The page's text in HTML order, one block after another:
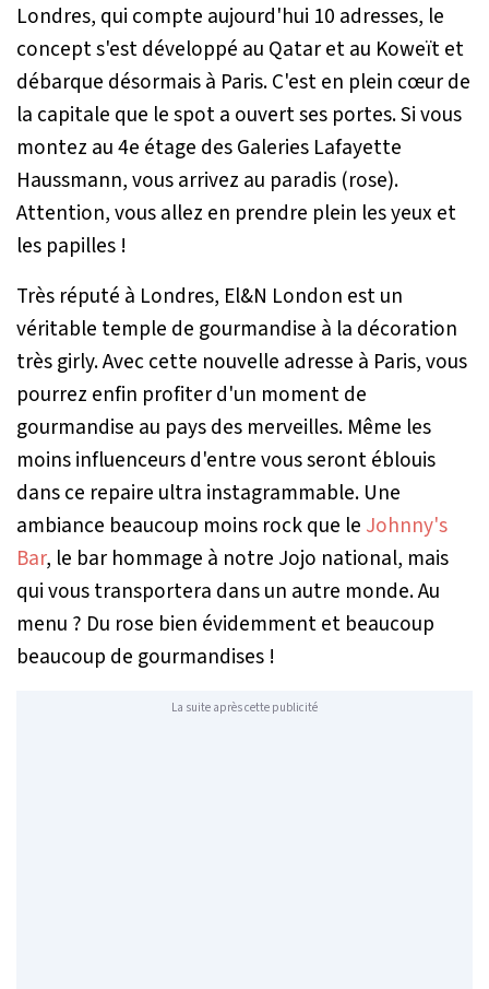
Londres, qui compte aujourd'hui 10 adresses, le
concept s'est développé au Qatar et au Koweït et
débarque désormais à Paris. C'est en plein cœur de
la capitale que le spot a ouvert ses portes. Si vous
montez au 4e étage des Galeries Lafayette
Haussmann, vous arrivez au paradis (rose).
Attention, vous allez en prendre plein les yeux et
les papilles !
Très réputé à Londres, El&N London est un
véritable temple de gourmandise à la décoration
très girly. Avec cette nouvelle adresse à Paris, vous
pourrez enfin profiter d'un moment de
gourmandise au pays des merveilles. Même les
moins influenceurs d'entre vous seront éblouis
dans ce repaire ultra instagrammable. Une
ambiance beaucoup moins rock que le Johnny's
Bar, le bar hommage à notre Jojo national, mais
qui vous transportera dans un autre monde. Au
menu ? Du rose bien évidemment et beaucoup
beaucoup de gourmandises !
La suite après cette publicité